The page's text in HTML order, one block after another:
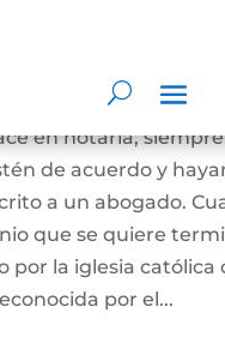
del
en notaría,
de acuerdo y
a un abogado.
que se quiere
por la iglesia católica
por el...